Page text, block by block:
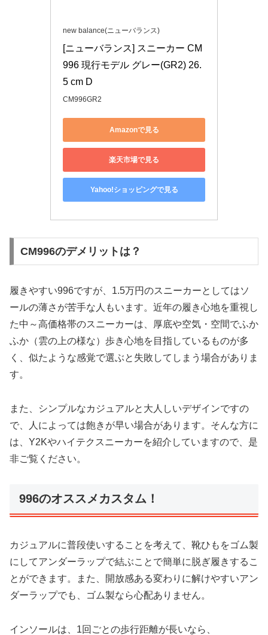
new balance(ニューバランス)
[ニューバランス] スニーカー CM
996 現行モデル グレー(GR2) 26.
5 cm D
CM996GR2
Amazonで見る
楽天市場で見る
Yahoo!ショッピングで見る
CM996のデメリットは？
履きやすい996ですが、1.5万円のスニーカーとしてはソ
ールの薄さが苦手な人もいます。近年の履き心地を重視し
た中～高価格帯のスニーカーは、厚底や空気・空間でふか
ふか（雲の上の様な）歩き心地を目指しているものが多
く、似たような感覚で選ぶと失敗してしまう場合がありま
す。
また、シンプルなカジュアルと大人しいデザインですの
で、人によっては飽きが早い場合があります。そんな方に
は、Y2Kやハイテクスニーカーを紹介していますので、是
非ご覧ください。
996のオススメカスタム！
カジュアルに普段使いすることを考えて、靴ひもをゴム製
にしてアンダーラップで結ぶことで簡単に脱ぎ履きするこ
とができます。また、開放感ある変わりに解けやすいアン
ダーラップでも、ゴム製なら心配ありません。
インソールは、1回ごとの歩行距離が長いなら、